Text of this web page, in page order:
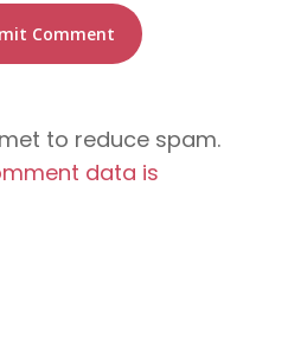
to reduce spam.
data is